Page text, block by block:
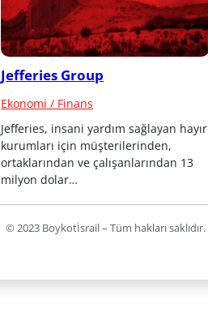
Jefferies Group
Ekonomi / Finans
Jefferies, insani yardım sağlayan hayır
kurumları için müşterilerinden,
ortaklarından ve çalışanlarından 13
milyon dolar…
© 2023 Boykotİsrail – Tüm hakları saklıdır.